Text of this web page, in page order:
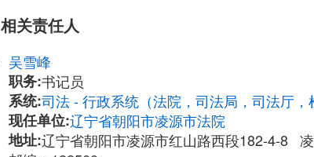
相关责任人
吴雪峰
职务:书记员
系统:司法 - 行政系统（法院，司法局，司法厅，
现任单位:辽宁省朝阳市凌源市法院
地址:辽宁省朝阳市凌源市红山路西段182-4-8